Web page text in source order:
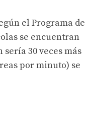
el Programa de
se encuentran
30 veces más
por minuto) se